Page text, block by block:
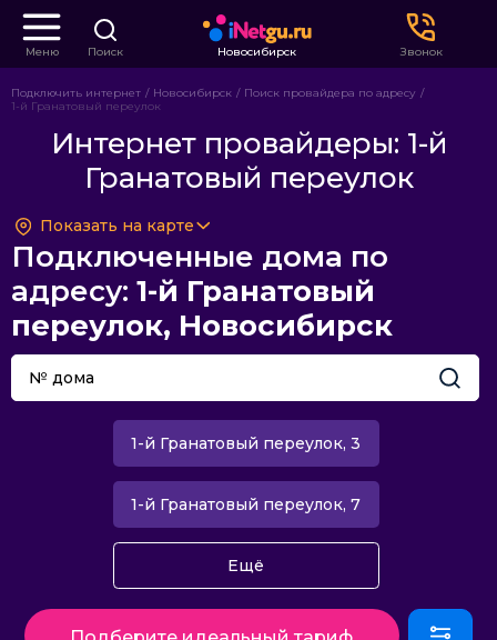
Меню Поиск Новосибирск Звонок
Подключить интернет Новосибирск
Поиск провайдера по адресу
1-й Гранатовый переулок
Интернет провайдеры: 1-й
Гранатовый переулок
Показать на карте
Подключенные дома по
адресу: 1-й Гранатовый
переулок, Новосибирск
1-й Гранатовый переулок, 3
1-й Гранатовый переулок, 7
Ещё